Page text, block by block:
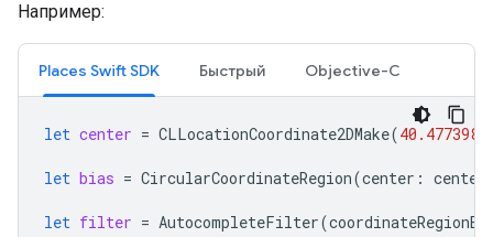
Например:
Places Swift SDK Быстрый Objective-C
let center = CLLocationCoordinate2DMake(40.477398
let bias = CircularCoordinateRegion(center : center
let filter = AutocompleteFilter(